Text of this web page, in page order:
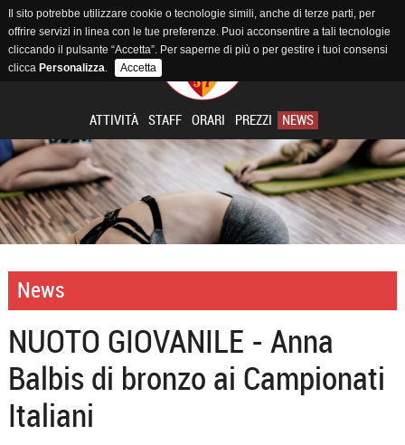
ATTIVITÀ STAFF ORARI PREZZI NEWS
News
NUOTO GIOVANILE - Anna
Balbis di bronzo ai Campionati
Italiani
Il sito potrebbe utilizzare cookie o tecnologie simili, anche di terze parti, per
offrire servizi in linea con le tue preferenze. Puoi acconsentire a tali tecnologie
cliccando il pulsante “Accetta”. Per saperne di più o per gestire i tuoi consensi
clicca Personalizza. Accetta